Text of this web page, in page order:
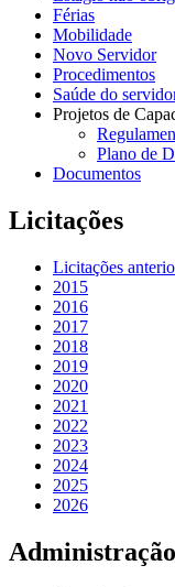
Férias
Mobilidade
Novo Servidor
Procedimentos
Saúde do
Projetos de
Plano de
Documentos
Licitações
Licitações
2015
2016
2017
2018
2019
2020
2021
2022
2023
2024
2025
2026
Administração